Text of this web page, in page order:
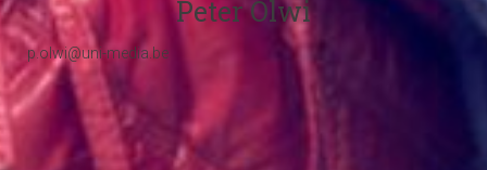
Peter Olwi
p.olwi@uni-media.be